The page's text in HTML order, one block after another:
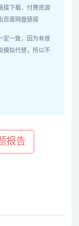
接下载，付费资源
百度网盘链接
定一致，因为有很
模拟代替，所以不
报告